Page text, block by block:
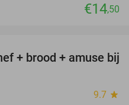
€14,50
44%
+ brood + amuse bij
9.7 star